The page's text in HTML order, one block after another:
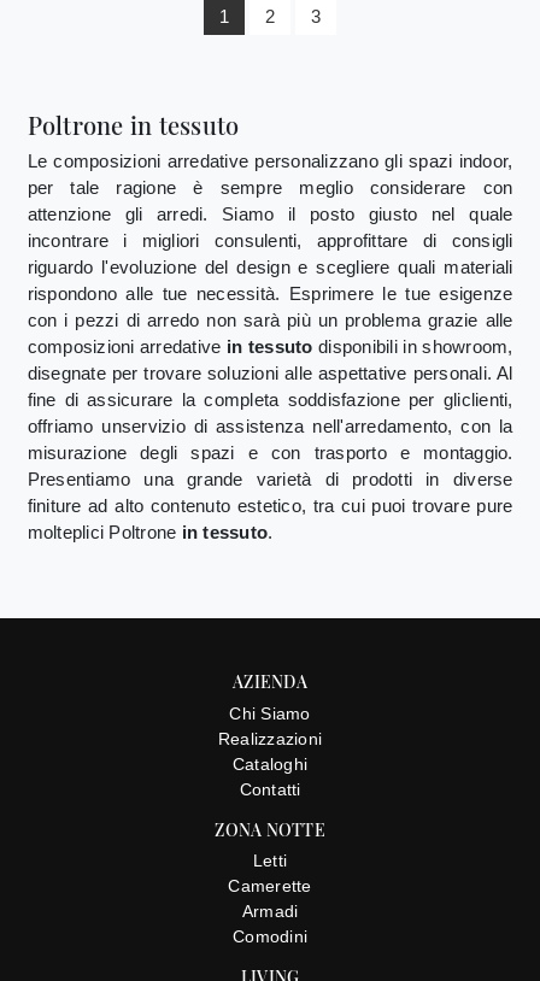
1 2 3
Poltrone in tessuto
Le composizioni arredative personalizzano gli spazi indoor,
per tale ragione è sempre meglio considerare con
attenzione gli arredi. Siamo il posto giusto nel quale
incontrare i migliori consulenti, approfittare di consigli
riguardo l'evoluzione del design e scegliere quali materiali
rispondono alle tue necessità. Esprimere le tue esigenze
con i pezzi di arredo non sarà più un problema grazie alle
composizioni arredative in tessuto disponibili in showroom,
disegnate per trovare soluzioni alle aspettative personali. Al
fine di assicurare la completa soddisfazione per gliclienti,
offriamo unservizio di assistenza nell'arredamento, con la
misurazione degli spazi e con trasporto e montaggio.
Presentiamo una grande varietà di prodotti in diverse
finiture ad alto contenuto estetico, tra cui puoi trovare pure
molteplici Poltrone in tessuto.
ZONA NOTTE
Letti
Camerette
Armadi
Comodini
AZIENDA
Chi Siamo
Realizzazioni
Cataloghi
Contatti